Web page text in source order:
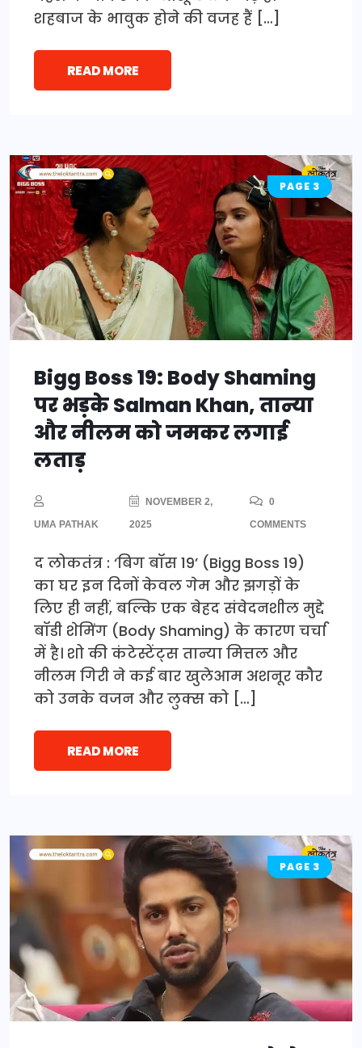
शहबाज के भावुक होने की वजह हैं […]
READ MORE
PAGE 3
Bigg Boss 19: Body Shaming
पर भड़के Salman Khan, तान्या
और नीलम को जमकर लगाई
लताड़
UMA PATHAK
NOVEMBER 2,
2025
0
COMMENTS
द लोकतंत्र : ‘बिग बॉस 19’ (Bigg Boss 19)
का घर इन दिनों केवल गेम और झगड़ों के
लिए ही नहीं, बल्कि एक बेहद संवेदनशील मुद्दे
बॉडी शेमिंग (Body Shaming) के कारण चर्चा
में है। शो की कंटेस्टेंट्स तान्या मित्तल और
नीलम गिरी ने कई बार खुलेआम अशनूर कौर
को उनके वजन और लुक्स को […]
READ MORE
PAGE 3